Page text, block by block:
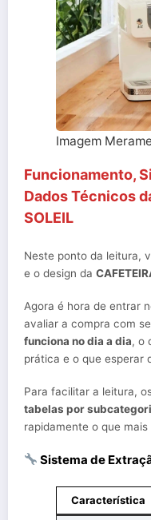
Imagem
Funcionamento,
Dados Técnicos
SOLEIL
Neste ponto da leitura,
e o design da
Agora é hora de entrar
avaliar a compra com
funciona no dia a dia, o
prática e o que esperar
Para facilitar a leitura,
tabelas por
rapidamente o que mais
Sistema de
Característica